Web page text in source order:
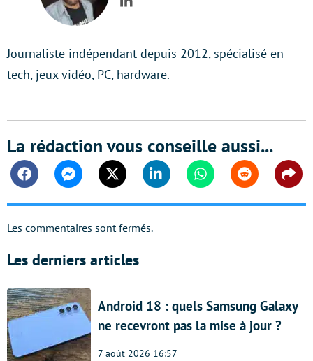
LinkedIn
Journaliste indépendant depuis 2012, spécialisé en
tech, jeux vidéo, PC, hardware.
La rédaction vous conseille aussi...
FacebookMessengerTwitter Linkedin WhatsappReddit
Les commentaires sont fermés.
Les derniers articles
Android 18 : quels Samsung Galaxy
ne recevront pas la mise à jour ?
7 août 2026 16:57